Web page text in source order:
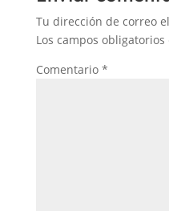
Tu dirección de correo
Los campos
Comentario *